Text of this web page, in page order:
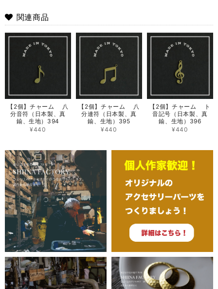
関連商品
【2個】チャーム 八
分音符（日本製、真
鍮、生地）394
¥440
【2個】チャーム 八
分連符（日本製、真
鍮、生地）395
¥440
【2個】チャーム ト
音記号（日本製、真
鍮、生地）396
¥440